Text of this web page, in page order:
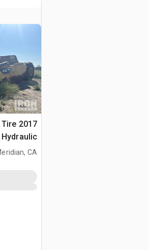
Tire
Hydraulic جراف ساحب
CA